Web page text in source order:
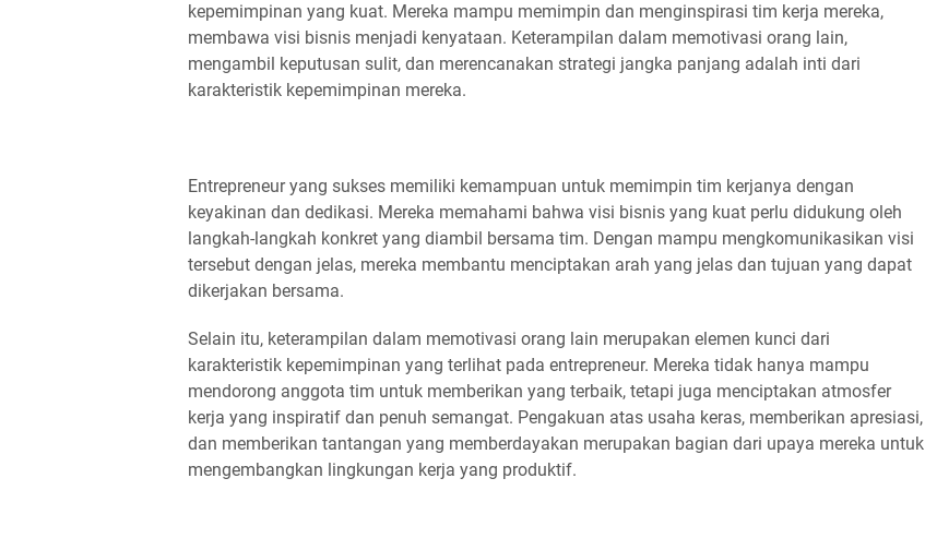
kepemimpinan yang kuat. Mereka mampu memimpin dan menginspirasi tim kerja mereka,
membawa visi bisnis menjadi kenyataan. Keterampilan dalam memotivasi orang lain,
mengambil keputusan sulit, dan merencanakan strategi jangka panjang adalah inti dari
karakteristik kepemimpinan mereka.
Entrepreneur yang sukses memiliki kemampuan untuk memimpin tim kerjanya dengan
keyakinan dan dedikasi. Mereka memahami bahwa visi bisnis yang kuat perlu didukung oleh
langkah-langkah konkret yang diambil bersama tim. Dengan mampu mengkomunikasikan visi
tersebut dengan jelas, mereka membantu menciptakan arah yang jelas dan tujuan yang dapat
dikerjakan bersama.
Selain itu, keterampilan dalam memotivasi orang lain merupakan elemen kunci dari
karakteristik kepemimpinan yang terlihat pada entrepreneur. Mereka tidak hanya mampu
mendorong anggota tim untuk memberikan yang terbaik, tetapi juga menciptakan atmosfer
kerja yang inspiratif dan penuh semangat. Pengakuan atas usaha keras, memberikan apresiasi,
dan memberikan tantangan yang memberdayakan merupakan bagian dari upaya mereka untuk
mengembangkan lingkungan kerja yang produktif.